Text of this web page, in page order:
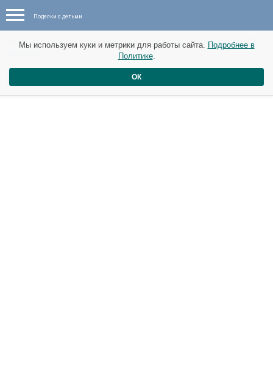
Поделки с детьми
Новые темы в сообществе Поделки с детьми от 13
Космос в коробке .
Мы используем куки и метрики для работы сайта. Подробнее в
Политике.
ОК